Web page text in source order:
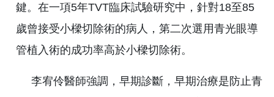
鍵。在一項5年TVT臨床試驗研究中，針對18至85
歲曾接受小樑切除術的病人，第二次選用青光眼導
管植入術的成功率高於小樑切除術。
李宥伶醫師強調，早期診斷，早期治療是防止青